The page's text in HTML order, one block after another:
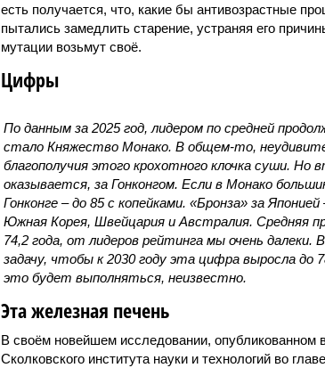
есть получается, что, какие бы антивозрастные
пытались замедлить старение, устраняя его
мутации возьмут своё.
Цифры
По данным за 2025 год, лидером по средней
стало Княжество Монако. В общем-то,
благополучия этого крохотного клочка суши. Но
оказывается, за Гонконгом. Если в Монако
Гонконге – до 85 с копейками. «Бронза» за
Южная Корея, Швейцария и Австралия. Средняя
74,2 года, от лидеров рейтинга мы очень
задачу, чтобы к 2030 году эта цифра выросла до
это будет выполняться, неизвестно.
Эта железная печень
В своём новейшем исследовании, опубликованном
Сколковского института науки и технологий во